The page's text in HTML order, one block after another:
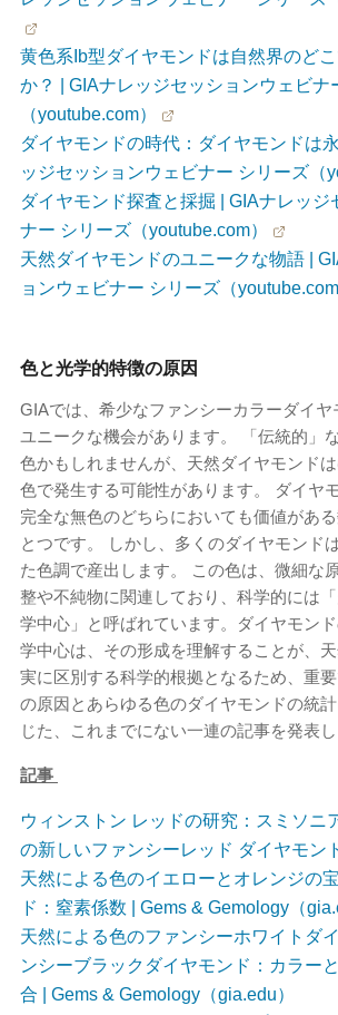
黄色系Ib型ダイヤモンドは自然界のど
か？ | GIAナレッジセッションウェビナ
（youtube.com）
ダイヤモンドの時代：ダイヤモンドは
ッジセッションウェビナー シリーズ（
ダイヤモンド探査と採掘 | GIAナレッジ
ナー シリーズ（youtube.com）
天然ダイヤモンドのユニークな物語 |
ョンウェビナー シリーズ（youtube.com
色と光学的特徴の原因
GIAでは、希少なファンシーカラーダイヤ
ユニークな機会があります。 「伝統的」
色かもしれませんが、天然ダイヤモンド
色で発生する可能性があります。 ダイヤ
完全な無色のどちらにおいても価値があ
とつです。 しかし、多くのダイヤモンド
た色調で産出します。 この色は、微細な
整や不純物に関連しており、科学的には
学中心」と呼ばれています。ダイヤモン
学中心は、その形成を理解することが、
実に区別する科学的根拠となるため、重
の原因とあらゆる色のダイヤモンドの統
じた、これまでにない一連の記事を発表し
記事
ウィンストン レッドの研究：スミソニ
の新しいファンシーレッド ダイヤモン
天然による色のイエローとオレンジの
ド：窒素係数 | Gems & Gemology（
天然による色のファンシーホワイトダ
ンシーブラックダイヤモンド：カラー
合 | Gems & Gemology（gia.edu）